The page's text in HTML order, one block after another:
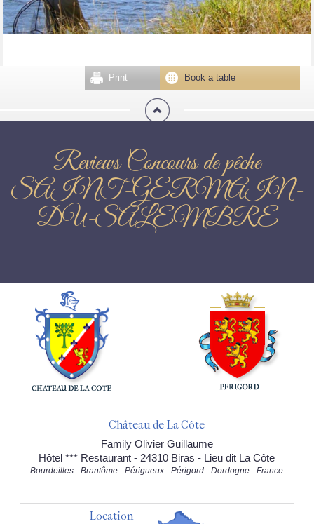
Book a table
Print
Reviews Concours de pêche
SAINT-GERMAIN-
DU-SALEMBRE
Château de La Côte
Family Olivier Guillaume
Hôtel *** Restaurant - 24310 Biras - Lieu dit La Côte
Bourdeilles - Brantôme - Périgueux - Périgord - Dordogne - France
Location